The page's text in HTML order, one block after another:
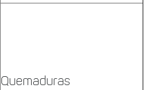
Quemaduras